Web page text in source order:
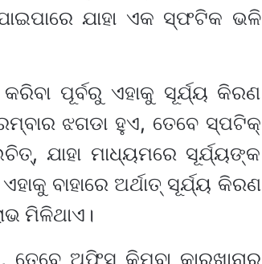
ଯାହା ଏକ ସ୍ଫଟିକ ଭଳି
ପୂର୍ବରୁ ଏହାକୁ ସୂର୍ଯ୍ୟ କିରଣ
ଝଗଡା ହୁଏ, ତେବେ ସ୍ପଟିକ୍
ଯାହା ମାଧ୍ୟମରେ ସୂର୍ଯ୍ୟଙ୍କ
ବାହାରେ ଅର୍ଥାତ୍ ସୂର୍ଯ୍ୟ କିରଣ
ମିଳିଥାଏ।
ଅଫିସ୍ କିମ୍ବା କାରଖାନାର